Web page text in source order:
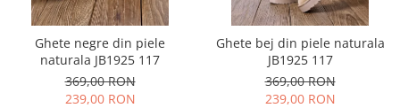
Ghete negre din piele
naturala JB1925 117
369,00 RON
239,00 RON
Ghete bej din piele naturala
JB1925 117
369,00 RON
239,00 RON